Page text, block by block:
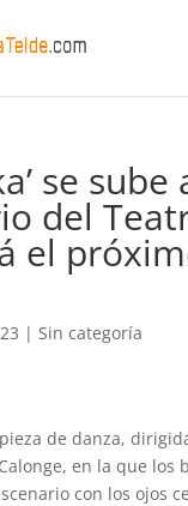
se sube
del
el
| Sin categoría
de danza,
en la que los
con los ojos